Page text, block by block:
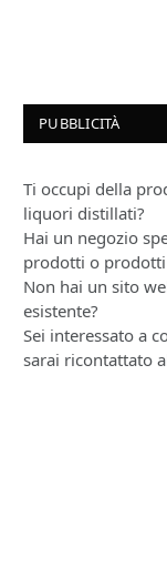
PUBBLICITÀ
Ti occupi della
liquori distillati?
Hai un negozio
prodotti o
Non hai un sito
esistente?
Sei interessato a
sarai ricontattato